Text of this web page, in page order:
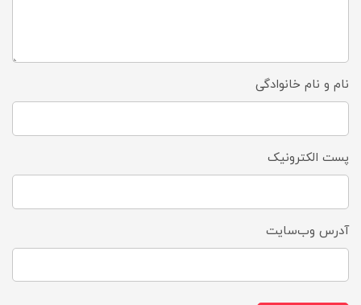
نام و نام خانوادگی
پست الکترونیک
آدرس وب‌سایت